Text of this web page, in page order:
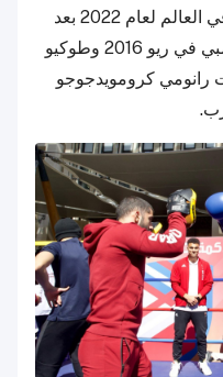
TIME لأكثر 100 شخصية مؤثرة في العالم لعام 2022 بعد
مشاركتها مع فريق اللاجئين الأولمبي في ريو 2016 وطوكيو
رانومي كرومويدجوجو